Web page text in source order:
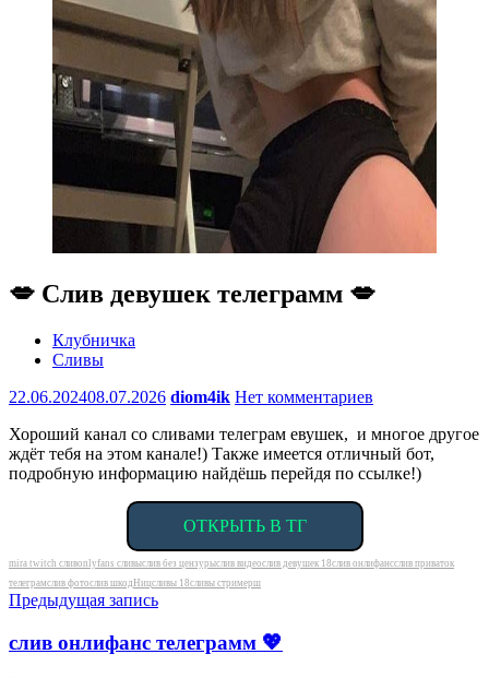
💋 Слив девушек телеграмм 💋
Клубничка
Сливы
22.06.202408.07.2026 diom4ik Нет комментариев
Хороший канал со сливами телеграм евушек, и многое другое
ждёт тебя на этом канале!) Также имеется отличный бот,
подробную информацию найдёшь перейдя по ссылке!)
ОТКРЫТЬ В ТГ
Метки
mira twitch сливonlyfans сливыслив без цензурыслив видеослив девушек 18слив онлифансслив приваток
телеграмслив фотослив шкодHицсливы 18сливы стримерш
Навигация
по
Предыдущая запись
слив онлифанс телеграмм 💖